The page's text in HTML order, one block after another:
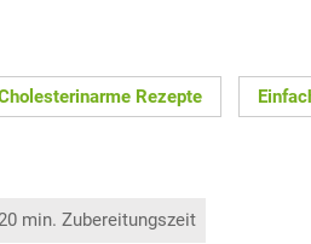
Rezepte
min. Zubereitungszeit